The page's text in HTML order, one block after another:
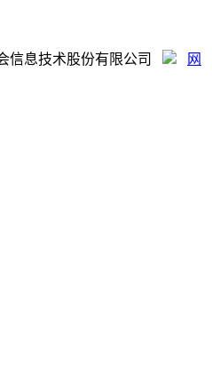
信息技术股份有限公司
网